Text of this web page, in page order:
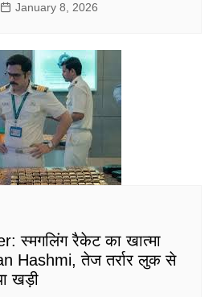
January 8, 2026
स्मगलिंग रैकेट का खात्मा
Hashmi, तेज तर्रार लुक से
खड़ी